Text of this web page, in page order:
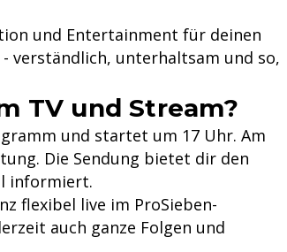
und Entertainment für deinen
verständlich, unterhaltsam und so,
TV und Stream?
und startet um 17 Uhr. Am
Die Sendung bietet dir den
informiert.
flexibel live im ProSieben-
auch ganze Folgen und